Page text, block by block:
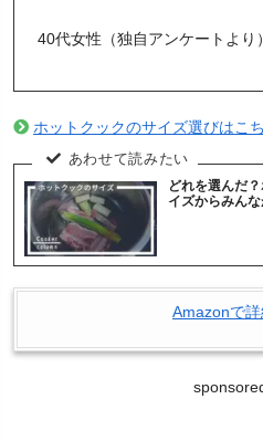
40代女性（独自アンケートより）
ホットクックのサイズ選びはこ
どれを選んだ
イズからみん
Amazonで